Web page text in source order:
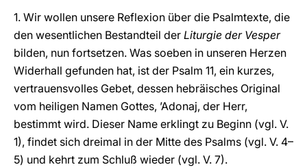
1. Wir wollen unsere Reflexion über die Psalmtexte, die
den wesentlichen Bestandteil der Liturgie der Vesper
bilden, nun fortsetzen. Was soeben in unseren Herzen
Widerhall gefunden hat, ist der Psalm 11, ein kurzes,
vertrauensvolles Gebet, dessen hebräisches Original
vom heiligen Namen Gottes, ’Adonaj, der Herr,
bestimmt wird. Dieser Name erklingt zu Beginn (vgl. V.
1), findet sich dreimal in der Mitte des Psalms (vgl. V. 4–
5) und kehrt zum Schluß wieder (vgl. V. 7).